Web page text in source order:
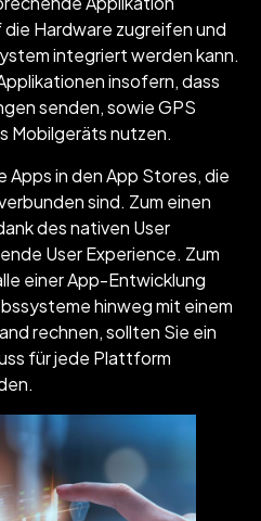
Hardware zugreifen und
integriert werden kann.
insofern, dass
senden, sowie GPS
Mobilgeräts nutzen.
in den App Stores, die
sind. Zum einen
des nativen User
User Experience. Zum
einer App-Entwicklung
hinweg mit einem
rechnen, sollten Sie ein
für jede Plattform